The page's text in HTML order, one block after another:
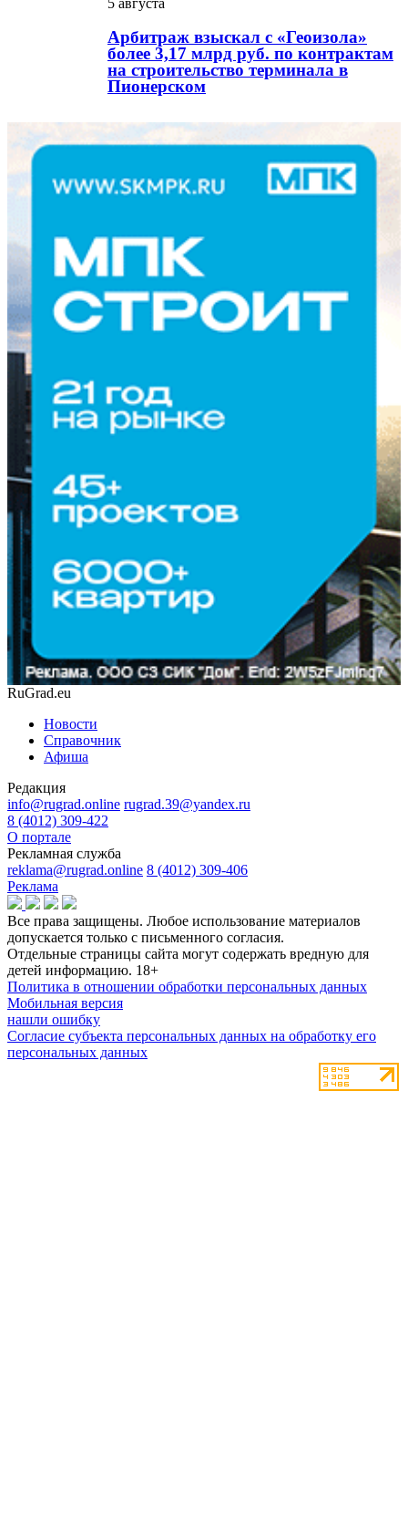
5 августа
Арбитраж взыскал с «Геоизола»
более 3,17 млрд руб. по контрактам
на строительство терминала в
Пионерском
RuGrad.eu
Новости
Справочник
Афиша
Редакция
info@rugrad.online rugrad.39@yandex.ru
8 (4012) 309-422
О портале
Рекламная служба
reklama@rugrad.online 8 (4012) 309-406
Реклама
Все права защищены. Любое использование материалов
допускается только с письменного согласия.
Отдельные страницы сайта могут содержать вредную для
детей информацию. 18+
Политика в отношении обработки персональных данных
Мобильная версия
нашли ошибку
Согласие субъекта персональных данных на обработку его
персональных данных